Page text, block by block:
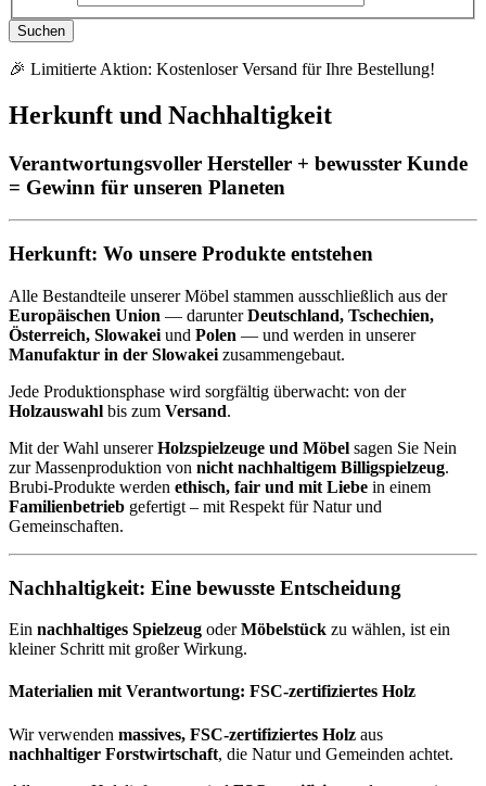
🎉 Limitierte Aktion: Kostenloser Versand für Ihre Bestellung!
Herkunft und Nachhaltigkeit
Verantwortungsvoller Hersteller + bewusster Kunde
= Gewinn für unseren Planeten
Herkunft: Wo unsere Produkte entstehen
Alle Bestandteile unserer Möbel stammen ausschließlich aus der
Europäischen Union — darunterDeutschland, Tschechien,
Österreich, Slowakei und Polen — und werden in unserer
Manufaktur in der Slowakei zusammengebaut.
Jede Produktionsphase wird sorgfältig überwacht: von der
Holzauswahl bis zum Versand.
Mit der Wahl unsererHolzspielzeuge und Möbel sagen Sie Nein
zur Massenproduktion von nicht nachhaltigem Billigspielzeug.
Brubi-Produkte werden ethisch, fair und mit Liebe in einem
Familienbetrieb gefertigt – mit Respekt für Natur und
Gemeinschaften.
Nachhaltigkeit: Eine bewusste Entscheidung
Ein nachhaltiges Spielzeug oderMöbelstück zu wählen, ist ein
kleiner Schritt mit großer Wirkung.
Materialien mit Verantwortung: FSC-zertifiziertes Holz
Wir verwenden massives, FSC-zertifiziertes Holz aus
nachhaltiger Forstwirtschaft, die Natur und Gemeinden achtet.